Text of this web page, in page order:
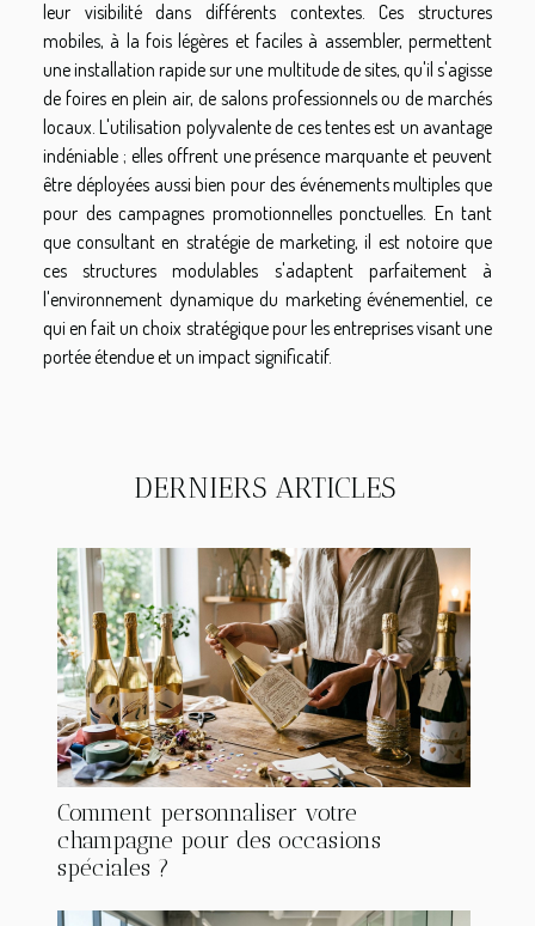
leur visibilité dans différents contextes. Ces structures
mobiles, à la fois légères et faciles à assembler, permettent
une installation rapide sur une multitude de sites, qu'il s'agisse
de foires en plein air, de salons professionnels ou de marchés
locaux. L'utilisation polyvalente de ces tentes est un avantage
indéniable ; elles offrent une présence marquante et peuvent
être déployées aussi bien pour des événements multiples que
pour des campagnes promotionnelles ponctuelles. En tant
que consultant en stratégie de marketing, il est notoire que
ces structures modulables s'adaptent parfaitement à
l'environnement dynamique du marketing événementiel, ce
qui en fait un choix stratégique pour les entreprises visant une
portée étendue et un impact significatif.
DERNIERS ARTICLES
Comment personnaliser votre
champagne pour des occasions
spéciales ?